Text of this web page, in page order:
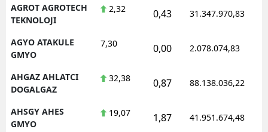
AGROT AGROTECH
TEKNOLOJI
2,32 0,43 31.347.970,83
AGYO ATAKULE
GMYO
7,30 0,00 2.078.074,83
AHGAZ AHLATCI
DOGALGAZ
32,38 0,87 88.138.036,22
AHSGY AHES
GMYO
19,07 1,87 41.951.674,48